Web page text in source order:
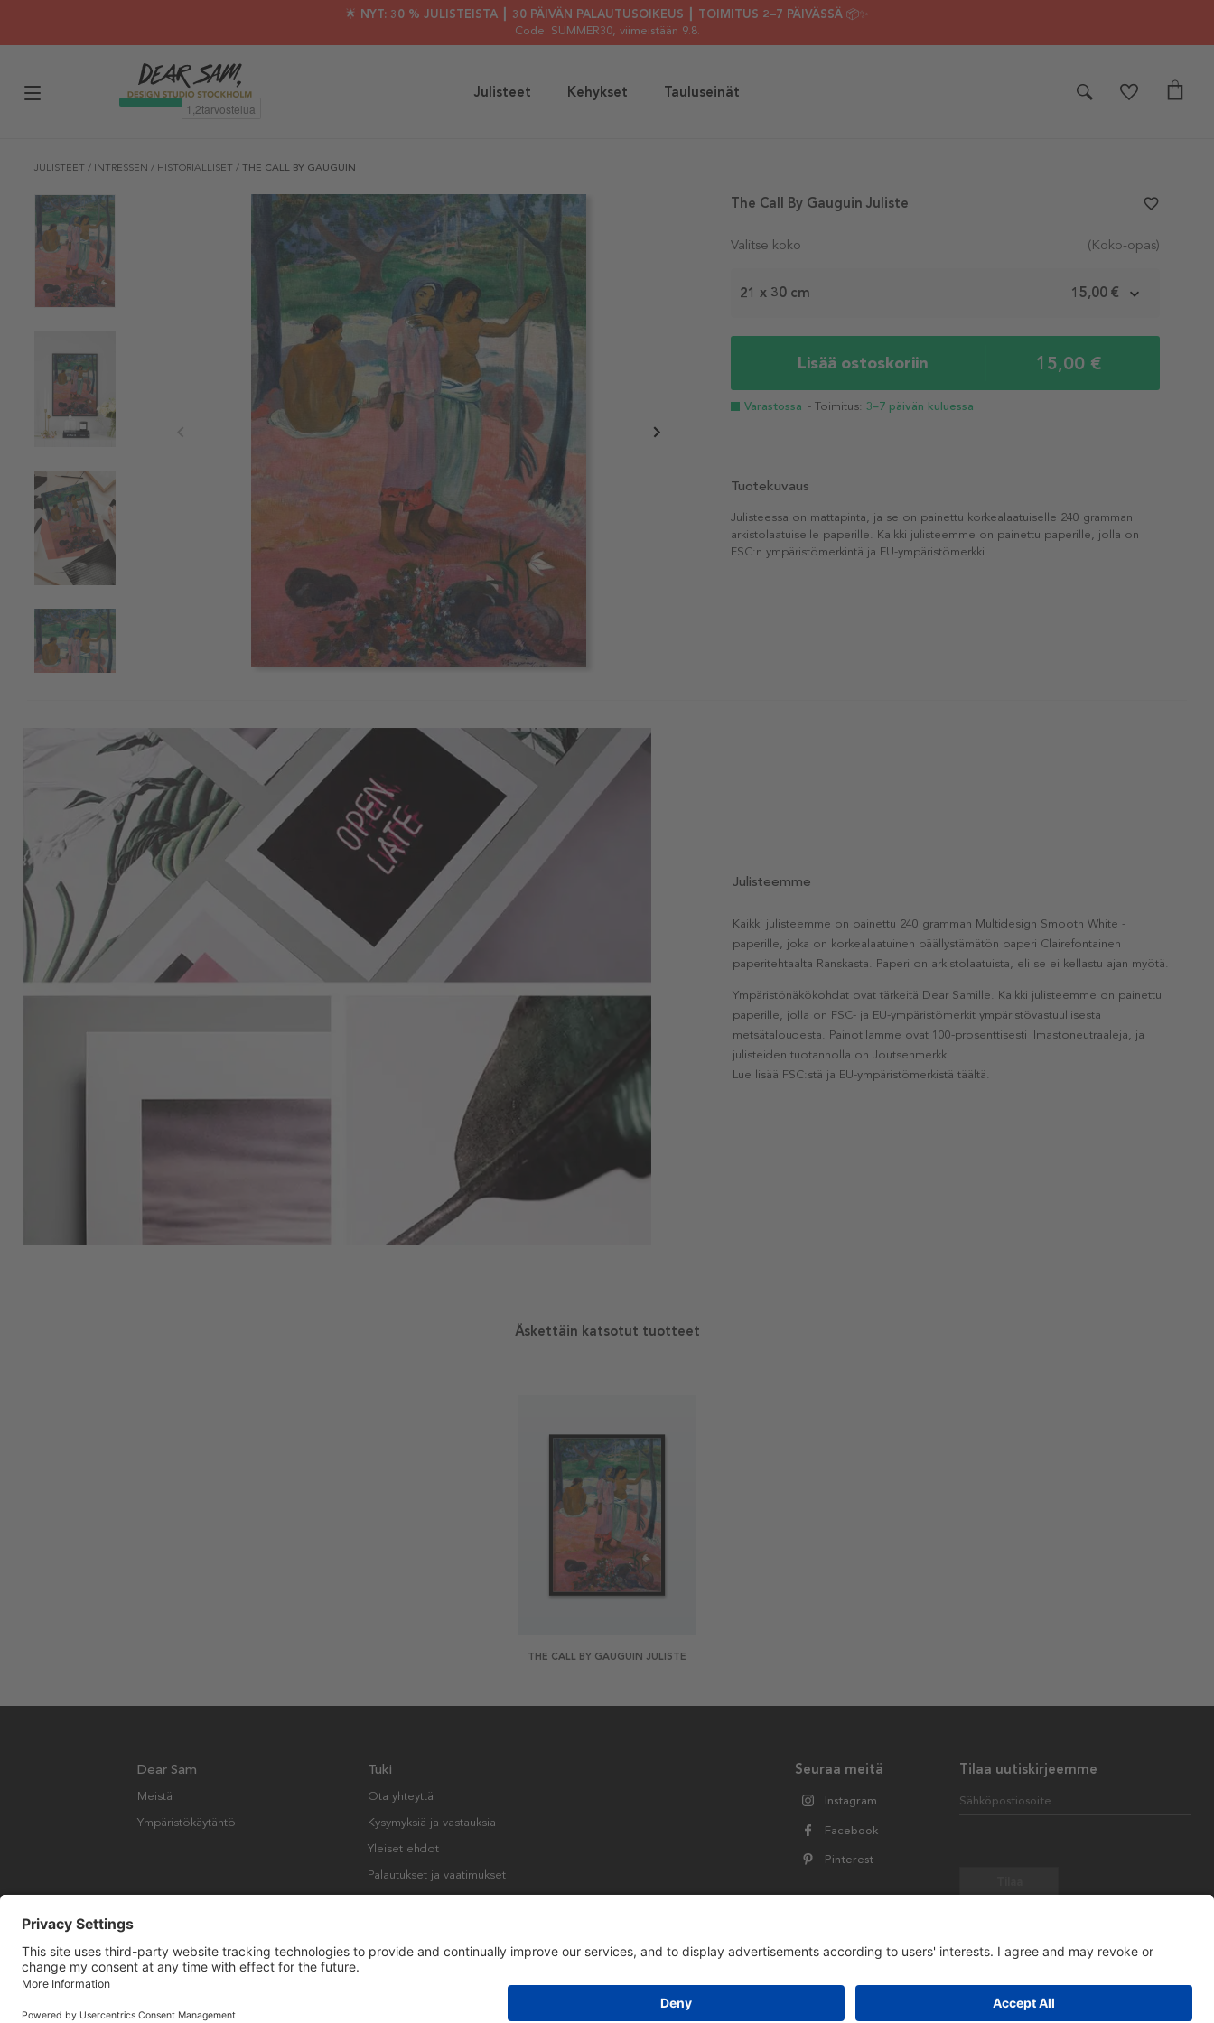
🌟 NYT: 30 % JULISTEISTA ┃ 30 PÄIVÄN PALAUTUSOIKEUS ┃ TOIMITUS 2–7 PÄIVÄSSÄ 📦✨
Code: SUMMER30, viimeistään 9.8.
Julisteet Kehykset Tauluseinät
JULISTEET / INTRESSEN / HISTORIALLISET / THE CALL BY GAUGUIN
Valitse koko (Koko-opas)
21 x 30 cm 15,00 €
Lisää ostoskoriin 15,00 €
Varastossa - Toimitus: 3–7 päivän kuluessa
The Call By Gauguin Juliste favorite_border
Tuotekuvaus
Julisteessa on mattapinta, ja se on painettu korkealaatuiselle 240 gramman
arkistolaatuiselle paperille. Kaikki julisteemme on painettu paperille, jolla on
FSC:n ympäristömerkintä ja EU-ympäristömerkki.
Julisteemme
Kaikki julisteemme on painettu 240 gramman Multidesign Smooth White -
paperille, joka on korkealaatuinen päällystämätön paperi Clairefontainen
paperitehtaalta Ranskasta. Paperi on arkistolaatuista, eli se ei kellastu ajan myötä.
Ympäristönäkökohdat ovat tärkeitä Dear Samille. Kaikki julisteemme on painettu
paperille, jolla on FSC- ja EU-ympäristömerkit ympäristövastuullisesta
metsätaloudesta. Painotilamme ovat 100-prosenttisesti ilmastoneutraaleja, ja
julisteiden tuotannolla on Joutsenmerkki.
Lue lisää FSC:stä ja EU-ympäristömerkistä täältä.
Äskettäin katsotut tuotteet
THE CALL BY GAUGUIN JULISTE
Tilaa uutiskirjeemme
Sähköpostiosoite
Seuraa meitä
Instagram
Facebook
Pinterest
Dear Sam
Meistä
Ympäristökäytäntö
Tuki
Ota yhteyttä
Kysymyksiä ja vastauksia
Yleiset ehdot
Palautukset ja vaatimukset